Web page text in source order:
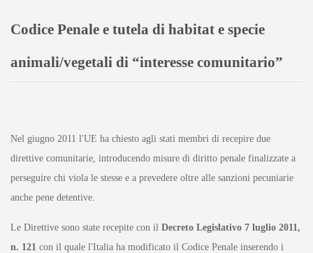
Codice Penale e tutela di habitat e specie
animali/vegetali di “interesse comunitario”
Nel giugno 2011 l'UE ha chiesto agli stati membri di recepire due
direttive comunitarie, introducendo misure di diritto penale finalizzate a
perseguire chi viola le stesse e a prevedere oltre alle sanzioni pecuniarie
anche pene detentive.
Le Direttive sono state recepite con il Decreto Legislativo 7 luglio 2011,
n. 121 con il quale l'Italia ha modificato il Codice Penale inserendo i